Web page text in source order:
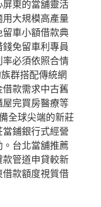
東的當舖靈活
大規模高產量
車小額借款典
免留車利專員
必須依照合情
群搭配傳統網
款需求中古舊
完買房醫療等
全球尖端的新莊
鋪銀行式經營
台北當舖推薦
管道申貸較新
款額度視質借